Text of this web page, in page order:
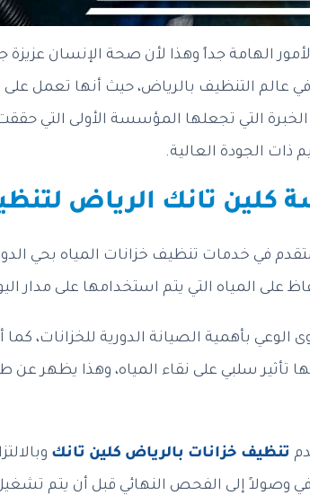
الهامة جداً وهذا لأن صحة الإنسان
عالم التنظيف بالرياض، حيث أنها تعمل على
التي تجعلها المؤسسة الأولى التي
ذات الجودة العالية.
تانك الرياض
في خدمات تنظيف خزانات المياه بحي
المياه التي يتم استخدامها على مدار
بأهمية الصيانة الدورية للخزانات،
تأثير سلبي على نقاء المياه، وهذا يظهر
تنظيف خزانات بالرياض كلين تانك
وصولاً إلى الفحص النهائي قبل أن يتم